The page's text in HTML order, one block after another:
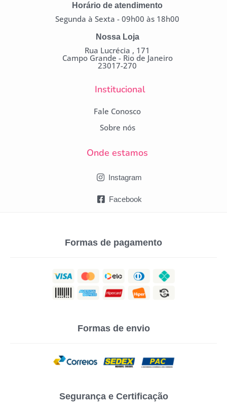
Horário de atendimento
Segunda à Sexta - 09h00 às 18h00
Nossa Loja
Rua Lucrécia , 171
Campo Grande - Rio de Janeiro
23017-270
Institucional
Fale Conosco
Sobre nós
Onde estamos
Instagram
Facebook
Formas de pagamento
Formas de envio
Segurança e Certificação